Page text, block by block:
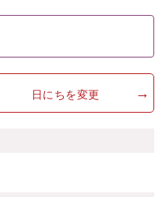
日にちを変更